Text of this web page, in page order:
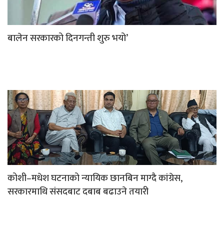
बालेन सरकारको दिनगन्ती शुरु भयो’
कोशी–मधेश घटनाको न्यायिक छानबिन माग्दै कांग्रेस,
सरकारमाथि संसदबाट दबाब बढाउने तयारी